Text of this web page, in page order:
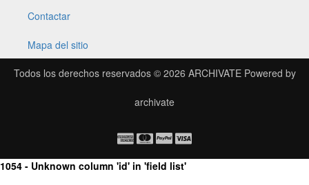
Contactar
Mapa del sitio
Todos los derechos reservados © 2026 ARCHIVATEPowered by
archivate
1054 - Unknown column 'id' in 'field list'